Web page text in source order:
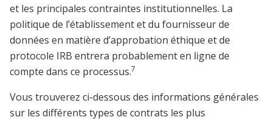
et les principales contraintes institutionnelles. La
politique de l’établissement et du fournisseur de
données en matière d’approbation éthique et de
protocole IRB entrera probablement en ligne de
compte dans ce processus.7
Vous trouverez ci-dessous des informations générales
sur les différents types de contrats les plus